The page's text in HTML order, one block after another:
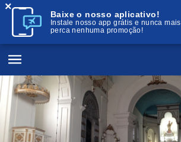
Baixe o nosso aplicativo!
Instale nosso app grátis e nunca mais
perca nenhuma promoção!
×